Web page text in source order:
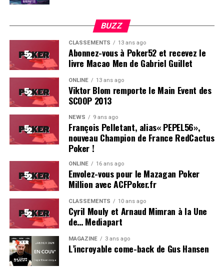
Soleau à gauche, sorti par Logghe au centre
BUZZ
CLASSEMENTS 13 ans ago
Abonnez-vous à Poker52 et recevez le
livre Macao Men de Gabriel Guillet
ONLINE 13 ans ago
Viktor Blom remporte le Main Event des
SCOOP 2013
NEWS 9 ans ago
François Pelletant, alias« PEPEL56»,
nouveau Champion de France RedCactus
Poker !
ONLINE 16 ans ago
Envolez-vous pour le Mazagan Poker
Million avec ACFPoker.fr
CLASSEMENTS 10 ans ago
Cyril Mouly et Arnaud Mimran à la Une
de… Mediapart
MAGAZINE 3 ans ago
L’incroyable come-back de Gus Hansen